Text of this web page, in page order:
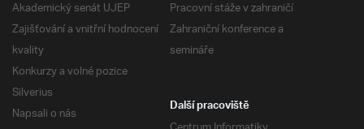
Akademický senát UJEP
Zajišťování a vnitřní hodnocení
kvality
Konkurzy a volné pozice
Silverius
Napsali o nás
Pracovní stáže v zahraničí
Zahraniční konference a
semináře
Další pracoviště